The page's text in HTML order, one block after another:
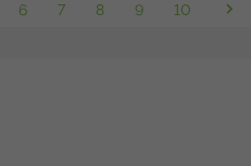
6 7 8 9 10